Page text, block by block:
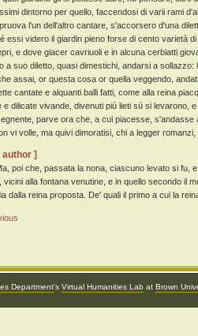
dintorno per quello, faccendosi di varii rami
l'un dell'altro cantare, s'accorsero d'una
essi videro il giardin pieno forse di cento varietà
e dove giacer cavriuoli e in alcuna cerbiatti
a suo diletto, quasi dimestichi, andarsi a
assai, or questa cosa or quella veggendo,
cantate e alquanti balli fatti, come alla reina
e dilicate vivande, divenuti piú lieti sú si levarono,
parve ora che, a cui piacesse, s'andasse
vi volle, ma quivi dimoratisi, chi a legger
author ]
poi che, passata la nona, ciascuno levato si fu,
vicini alla fontana venutine, e in quello secondo il
dalla reina proposta. De' quali il primo a cui la
Department's Virtual Humanities Lab at Brown